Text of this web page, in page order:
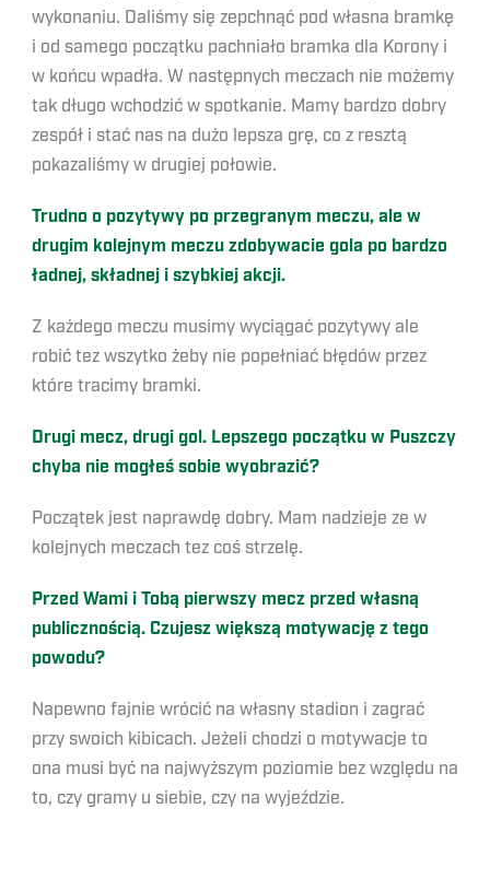
wykonaniu. Daliśmy się zepchnąć pod własna bramkę
i od samego początku pachniało bramka dla Korony i
w końcu wpadła. W następnych meczach nie możemy
tak długo wchodzić w spotkanie. Mamy bardzo dobry
zespół i stać nas na dużo lepsza grę, co z resztą
pokazaliśmy w drugiej połowie.
Trudno o pozytywy po przegranym meczu, ale w
drugim kolejnym meczu zdobywacie gola po bardzo
ładnej, składnej i szybkiej akcji.
Z każdego meczu musimy wyciągać pozytywy ale
robić tez wszytko żeby nie popełniać błędów przez
które tracimy bramki.
Drugi mecz, drugi gol. Lepszego początku w Puszczy
chyba nie mogłeś sobie wyobrazić?
Początek jest naprawdę dobry. Mam nadzieje ze w
kolejnych meczach tez coś strzelę.
Przed Wami i Tobą pierwszy mecz przed własną
publicznością. Czujesz większą motywację z tego
powodu?
Napewno fajnie wrócić na własny stadion i zagrać
przy swoich kibicach. Jeżeli chodzi o motywacje to
ona musi być na najwyższym poziomie bez względu na
to, czy gramy u siebie, czy na wyjeździe.